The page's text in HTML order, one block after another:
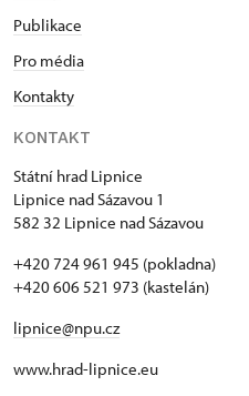
Publikace
Pro média
Kontakty
KONTAKT
Státní hrad Lipnice
Lipnice nad Sázavou 1
582 32 Lipnice nad Sázavou
+420 724 961 945 (pokladna)
+420 606 521 973 (kastelán)
lipnice@npu.cz
www.hrad-lipnice.eu